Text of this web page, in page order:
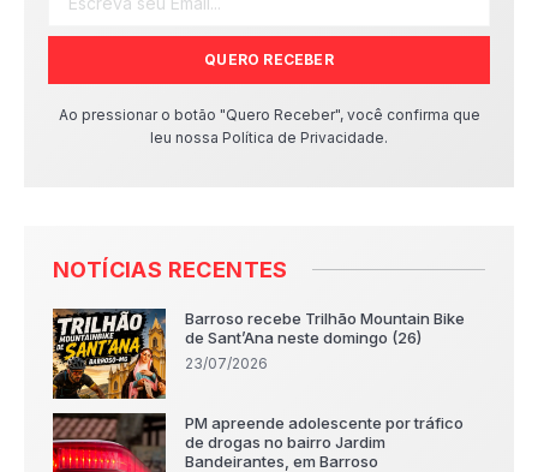
QUERO RECEBER
Ao pressionar o botão "Quero Receber", você confirma que
leu nossa Política de Privacidade.
NOTÍCIAS RECENTES
Barroso recebe Trilhão Mountain Bike
de Sant’Ana neste domingo (26)
23/07/2026
PM apreende adolescente por tráfico
de drogas no bairro Jardim
Bandeirantes, em Barroso